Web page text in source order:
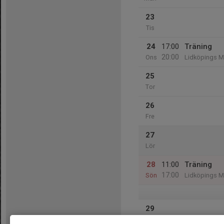
23
Tis
24
Ons
17:00
20:00
Träning
Lidköpings
25
Tor
26
Fre
27
Lör
28
Sön
11:00
17:00
Träning
Lidköpings
29